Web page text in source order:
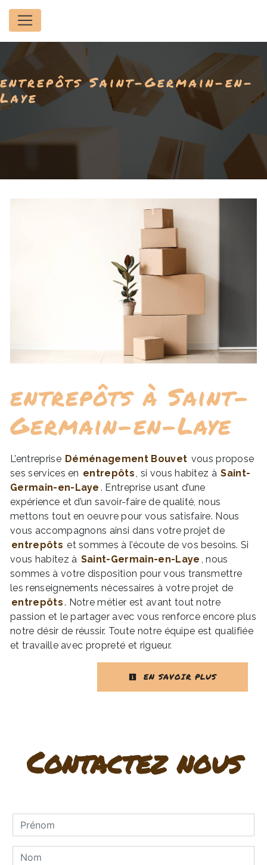
Panneau de gestion des cookies
entrepôts Saint-Germain-en-
Laye
entrepôts à Saint-
Germain-en-Laye
L’entreprise Déménagement Bouvet vous propose
ses services en entrepôts, si vous habitez à Saint-
Germain-en-Laye . Entreprise usant d’une
expérience et d’un savoir-faire de qualité, nous
mettons tout en oeuvre pour vous satisfaire. Nous
vous accompagnons ainsi dans votre projet de
entrepôts et sommes à l’écoute de vos besoins. Si
vous habitez à Saint-Germain-en-Laye , nous
sommes à votre disposition pour vous transmettre
les renseignements nécessaires à votre projet de
entrepôts. Notre métier est avant tout notre
passion et le partager avec vous renforce encore plus
notre désir de réussir. Toute notre équipe est qualifiée
et travaille avec propreté et rigueur.
EN SAVOIR PLUS
Contactez nous